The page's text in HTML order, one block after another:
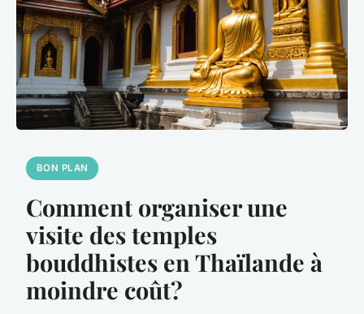
BON PLAN
Comment organiser une
visite des temples
bouddhistes en Thaïlande à
moindre coût?